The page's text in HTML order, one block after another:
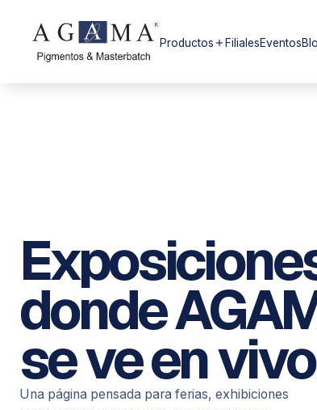
Productos add FilialesEventos
donde
se ve en
Una página pensada para ferias, exhibiciones